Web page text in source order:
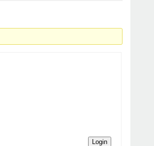
Login